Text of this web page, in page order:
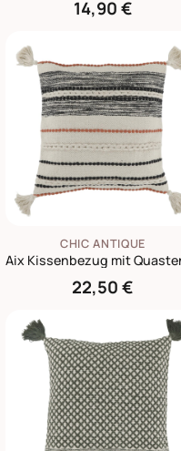
14,90 €
CHIC ANTIQUE
22,50 €